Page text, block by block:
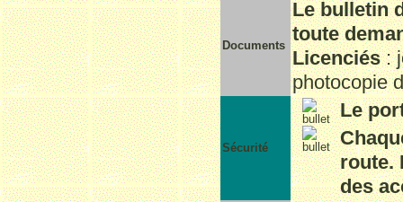
Documents
Le bulletin
toute
Licenciés:
photocopie
Sécurité
Le
route.
des